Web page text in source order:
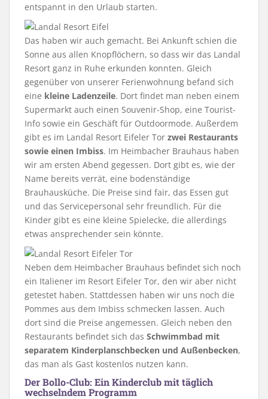
entspannt in den Urlaub starten.
Das haben wir auch gemacht. Bei Ankunft schien die
Sonne aus allen Knopflöchern, so dass wir das Landal
Resort ganz in Ruhe erkunden konnten. Gleich
gegenüber von unserer Ferienwohnung befand sich
eine kleine Ladenzeile. Dort findet man neben einem
Supermarkt auch einen Souvenir-Shop, eine Tourist-
Info sowie ein Geschäft für Outdoormode. Außerdem
gibt es im Landal Resort Eifeler Tor zwei Restaurants
sowie einen Imbiss. Im Heimbacher Brauhaus haben
wir am ersten Abend gegessen. Dort gibt es, wie der
Name bereits verrät, eine bodenständige
Brauhausküche. Die Preise sind fair, das Essen gut
und das Servicepersonal sehr freundlich. Für die
Kinder gibt es eine kleine Spielecke, die allerdings
etwas ansprechender sein könnte.
Neben dem Heimbacher Brauhaus befindet sich noch
ein Italiener im Resort Eifeler Tor, den wir aber nicht
getestet haben. Stattdessen haben wir uns noch die
Pommes aus dem Imbiss schmecken lassen. Auch
dort sind die Preise angemessen. Gleich neben den
Restaurants befindet sich das Schwimmbad mit
separatem Kinderplanschbecken und Außenbecken,
das man als Gast kostenlos nutzen kann.
Der Bollo-Club: Ein Kinderclub mit täglich
wechselndem Programm